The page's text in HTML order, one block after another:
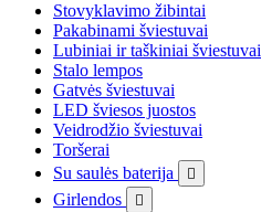
Stovyklavimo žibintai
Pakabinami šviestuvai
Lubiniai ir taškiniai šviestuvai
Stalo lempos
Gatvės šviestuvai
LED šviesos juostos
Veidrodžio šviestuvai
Toršerai
Su saulės baterija

Girlendos 